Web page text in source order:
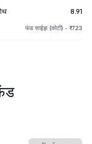
8.91
फंड साईझ (कोटी) - ₹723